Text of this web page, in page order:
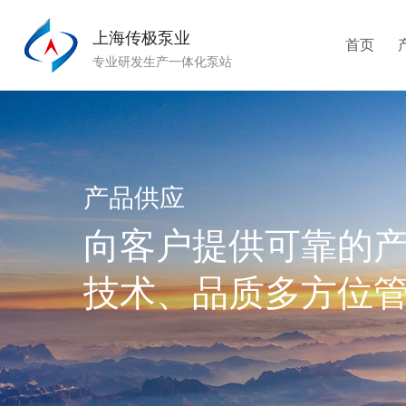
上海传极泵业
专业研发生产一体化泵站
首页
产品供应
向客户提供可靠的
技术、品质多方位